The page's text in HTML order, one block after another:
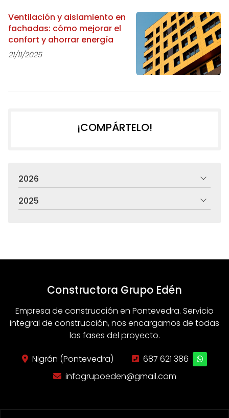
Ventilación y aislamiento en
fachadas: cómo mejorar el
confort y ahorrar energía
21/11/2025
¡COMPÁRTELO!
2026
2025
Constructora Grupo Edén
Empresa de construcción en Pontevedra. Servicio
integral de construcción, nos encargamos de todas
las fases del proyecto.
Nigrán (Pontevedra)
687 621 386
infogrupoeden@gmail.com